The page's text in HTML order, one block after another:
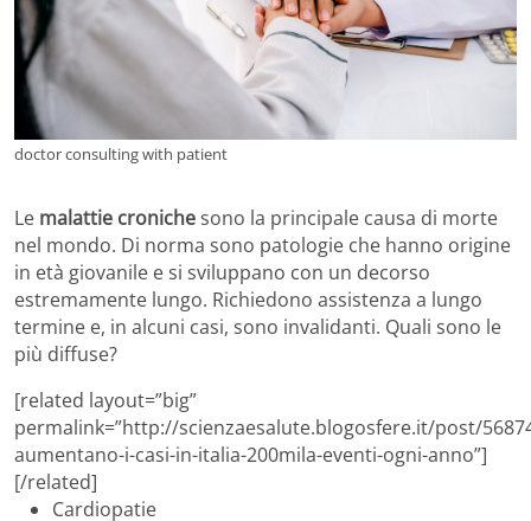
doctor consulting with patient
Le malattie cronichesono la principale causa di morte
nel mondo. Di norma sono patologie che hanno origine
in età giovanile e si sviluppano con un decorso
estremamente lungo. Richiedono assistenza a lungo
termine e, in alcuni casi, sono invalidanti. Quali sono le
più diffuse?
[related layout=”big”
permalink=”http://scienzaesalute.blogosfere.it/post/
aumentano-i-casi-in-italia-200mila-eventi-ogni-anno”]
[/related]
Cardiopatie